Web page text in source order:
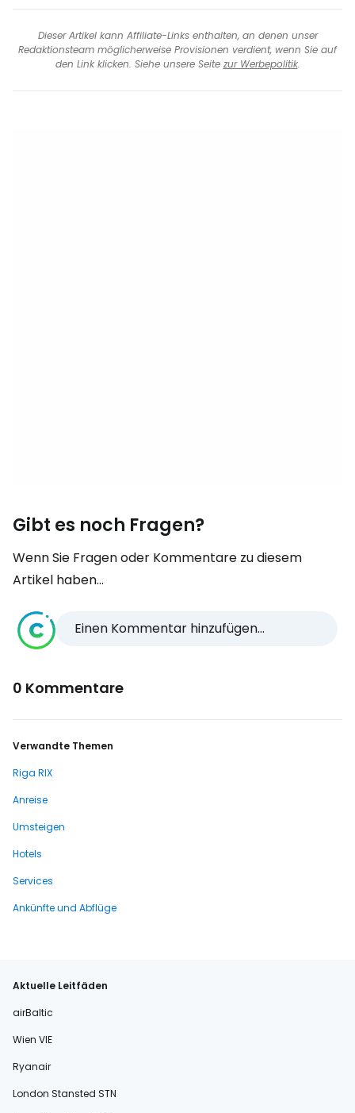
Dieser Artikel kann Affiliate-Links enthalten, an denen unser
Redaktionsteam möglicherweise Provisionen verdient, wenn Sie auf
den Link klicken. Siehe unsere Seite zur Werbepolitik.
Gibt es noch Fragen?
Wenn Sie Fragen oder Kommentare zu diesem
Artikel haben...
Einen Kommentar hinzufügen...
0 Kommentare
Verwandte Themen
Riga RIX
Anreise
Umsteigen
Hotels
Services
Ankünfte und Abflüge
Aktuelle Leitfäden
airBaltic
Wien VIE
Ryanair
London Stansted STN